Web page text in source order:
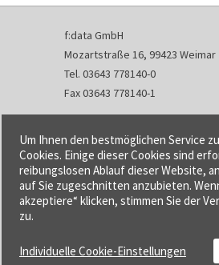
f:data GmbH
Mozartstraße 16, 99423 Weimar
Tel. 03643 778140-0
Fax 03643 778140-1
info@fdata.de
Kontakt
Impressum
Datenschutzerklärung
Urheberrecht und Haftung
Cookie-Einstellungen
Um Ihnen den bestmöglichen Service
Cookies. Einige dieser Cookies sind
reibungslosen Ablauf dieser Website,
auf Sie zugeschnitten anzubieten.
akzeptiere“ klicken, stimmen Sie der
zu.
Individuelle Cookie-Einstellungen